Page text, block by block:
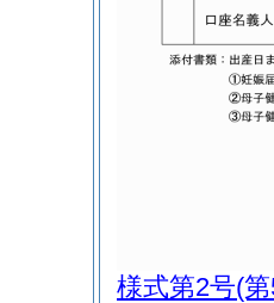
様式第2号(